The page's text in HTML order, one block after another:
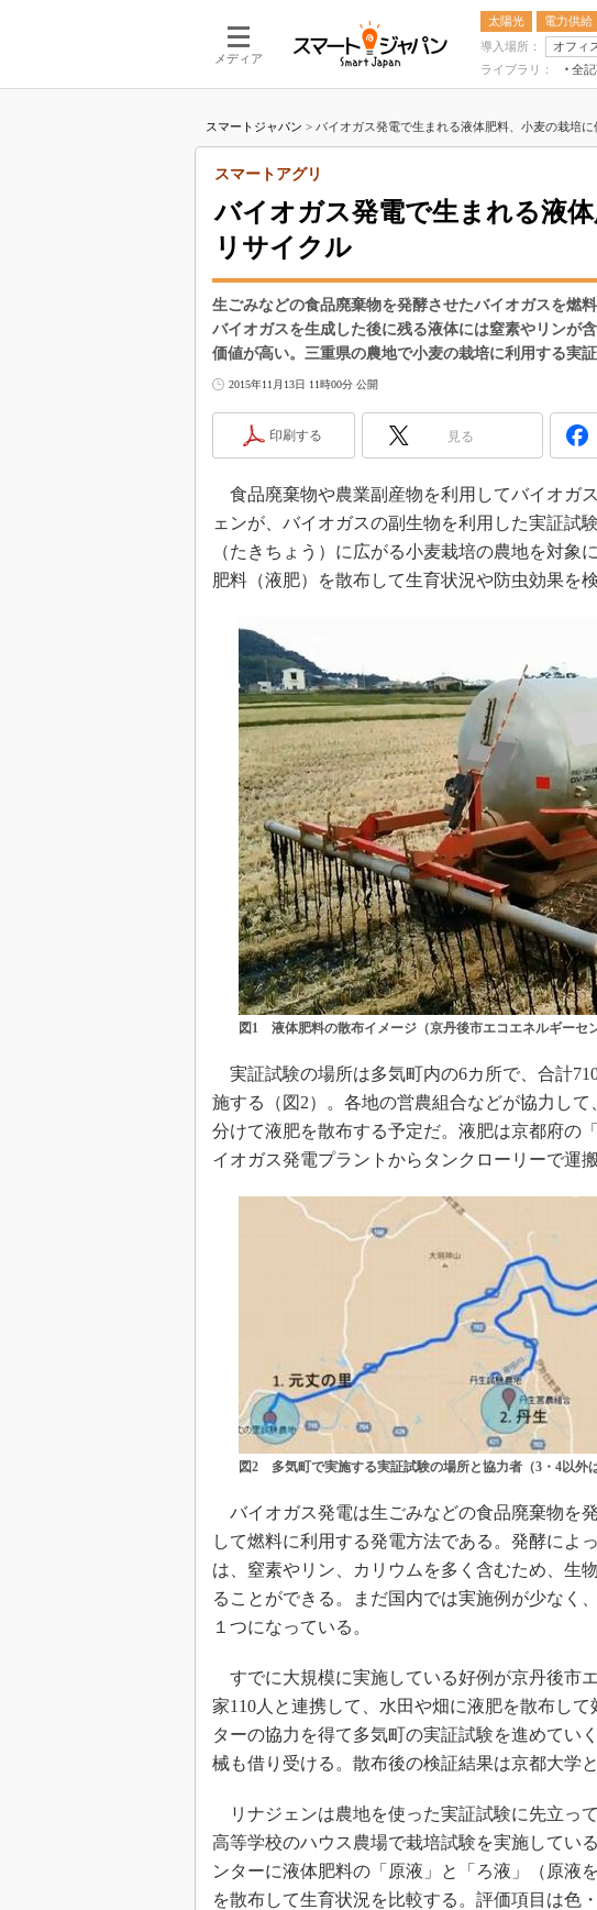
メディア
太陽光 電力供給
導入場所：
オフィ
ライブラリ：
全
スマートジャパン > バイオガス発電で生まれる液体肥料、小麦の栽培に
バイオガス発電で生まれる液
リサイクル
スマートアグリ
生ごみなどの食品廃棄物を発酵させたバイオガスを燃
バイオガスを生成した後に残る液体には窒素やリンが
価値が高い。三重県の農地で小麦の栽培に利用する実証
2015年11月13日 11時00分 公開
印刷する 見る
食品廃棄物や農業副産物を利用してバイオガ
ェンが、バイオガスの副生物を利用した実証試
（たきちょう）に広がる小麦栽培の農地を対象
肥料（液肥）を散布して生育状況や防虫効果を
図1 液体肥料の散布イメージ（京丹後市エコエネルギーセ
実証試験の場所は多気町内の6カ所で、合計
施する（図2）。各地の営農組合などが協力して
分けて液肥を散布する予定だ。液肥は京都府の
イオガス発電プラントからタンクローリーで運搬
図2 多気町で実施する実証試験の場所と協力者（3・4以外
バイオガス発電は生ごみなどの食品廃棄物を
して燃料に利用する発電方法である。発酵によ
は、窒素やリン、カリウムを多く含むため、生
ることができる。まだ国内では実施例が少なく
１つになっている。
すでに大規模に実施している好例が京丹後市
家110人と連携して、水田や畑に液肥を散布し
ターの協力を得て多気町の実証試験を進めてい
械も借り受ける。散布後の検証結果は京都大学
リナジェンは農地を使った実証試験に先立っ
高等学校のハウス農場で栽培試験を実施してい
ンターに液体肥料の「原液」と「ろ液」（原液
を散布して生育状況を比較する。評価項目は色